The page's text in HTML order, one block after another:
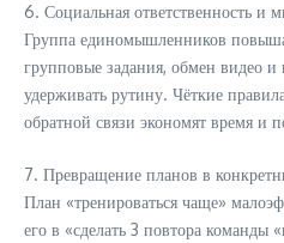
6. Социальная ответственность и
Группа единомышленников
групповые задания, обмен видео
удерживать рутину. Чёткие
обратной связи экономят время и
7. Превращение планов в
План «тренироваться чаще»
его в «сделать 3 повтора команды